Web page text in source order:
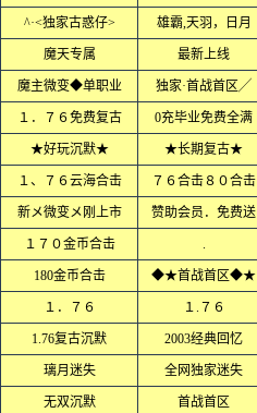
^·<独家古惑仔> 雄霸,天羽，日月
魔天专属 最新上线
魔主微变◆单职业 独家·首战首区╱
１．７６免费复古 0充毕业免费全满
★好玩沉默★ ★长期复古★
１、７６云海合击 ７６合击８０合击
新メ微变メ刚上市 赞助会员．免费送
１７０金币合击 .
180金币合击 ◆★首战首区◆★
１．７６ １.７６
1.76复古沉默 2003经典回忆
璃月迷失 全网独家迷失
无双沉默 首战首区